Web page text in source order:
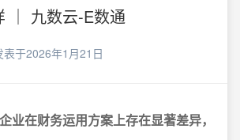
｜ 九数云-E数通
表于2026年1月21日
业在财务运用方案上存在显著差异，